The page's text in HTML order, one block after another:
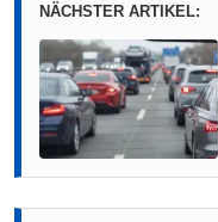
NÄCHSTER ARTIKEL: